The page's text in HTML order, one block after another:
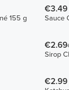
155 g
€3.49
Sauce
€2.69
Sirop
€2.99